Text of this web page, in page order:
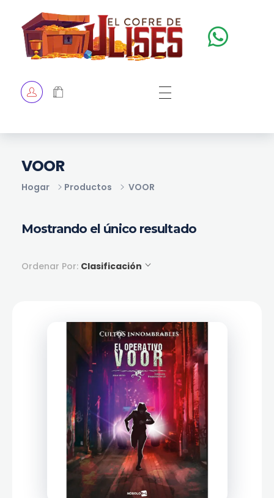
TIENDA
Hogar Productos VOOR
VOOR
Mostrando el único resultado
Ordenar Por: Clasificación